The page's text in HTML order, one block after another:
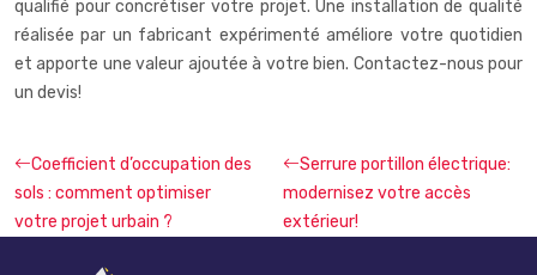
qualifié pour concrétiser votre projet. Une installation de qualité
réalisée par un fabricant expérimenté améliore votre quotidien
et apporte une valeur ajoutée à votre bien. Contactez-nous pour
un devis!
Coefficient d’occupation des
sols : comment optimiser
votre projet urbain ?
Serrure portillon électrique:
modernisez votre accès
extérieur!